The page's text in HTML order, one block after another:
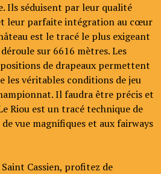
Ils séduisent par leur qualité
leur parfaite intégration au cœur
est le tracé le plus exigeant
sur 6616 mètres. Les
de drapeaux permettent
les véritables conditions de jeu
Il faudra être précis et
Riou est un tracé technique de
vue magnifiques et aux fairways
Cassien, profitez de